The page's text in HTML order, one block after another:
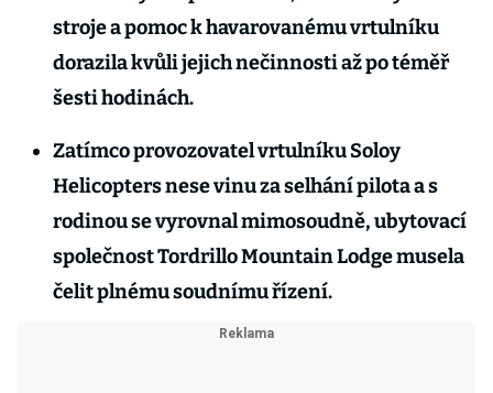
stroje a pomoc k havarovanému vrtulníku
dorazila kvůli jejich nečinnosti až po téměř
šesti hodinách.
Zatímco provozovatel vrtulníku Soloy
Helicopters nese vinu za selhání pilota a s
rodinou se vyrovnal mimosoudně, ubytovací
společnost Tordrillo Mountain Lodge musela
čelit plnému soudnímu řízení.